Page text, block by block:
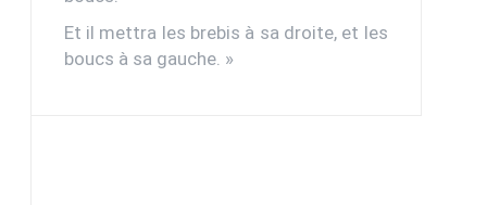
Et il mettra les brebis à sa droite, et les
boucs à sa gauche. »